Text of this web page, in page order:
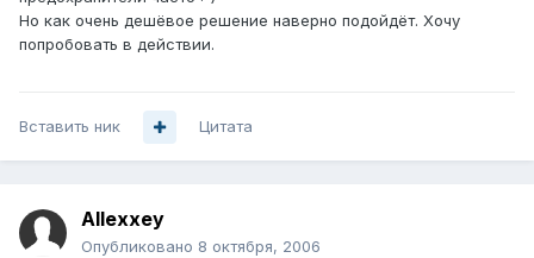
Но как очень дешёвое решение наверно подойдёт. Хочу
попробовать в действии.
Вставить ник Цитата
Allexxey
Опубликовано 8 октября, 2006